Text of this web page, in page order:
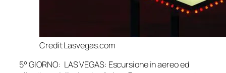
Credit Lasvegas.com
5° GIORNO: LAS VEGAS: Escursione in aereo ed